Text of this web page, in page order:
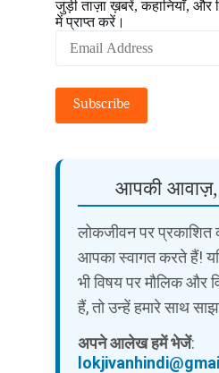
जुड़ी ताज़ा ख़बरें, कहानियाँ, और
में प्राप्त करें।
Address
Subscribe
आपकी आवाज़,
लोकजीवन पर
आपका स्वागत करते हैं!
भी विषय पर मौलिक और
हैं, तो उन्हें हमारे साथ
अपने आलेख हमें भेजें: